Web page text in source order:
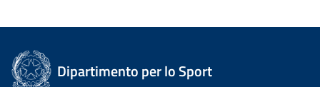
Dipartimento per lo Sport